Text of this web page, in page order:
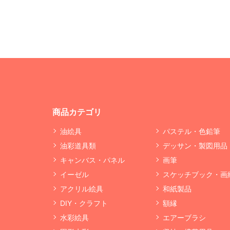
商品カテゴリ
油絵具
油彩道具類
キャンバス・パネル
イーゼル
アクリル絵具
DIY・クラフト
水彩絵具
パステル・色鉛筆
デッサン・製図用品
画筆
スケッチブック・画
和紙製品
額縁
エアーブラシ